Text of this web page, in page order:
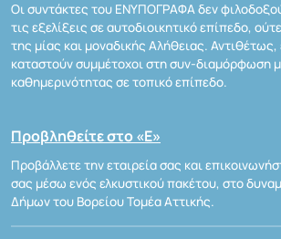
Οι συντάκτες του ΕΝΥΠΟΓΡΑΦΑ δεν
τις εξελίξεις σε αυτοδιοικητικό επίπεδο,
της μίας και μοναδικής Αλήθειας.
καταστούν συμμέτοχοι στη συν-διαμόρφωση
καθημερινότητας σε τοπικό επίπεδο.
Προβληθείτε στο «Ε»
Προβάλλετε την εταιρεία σας και
σας μέσω ενός ελκυστικού πακέτου, στο
Δήμων του Βορείου Τομέα Αττικής.